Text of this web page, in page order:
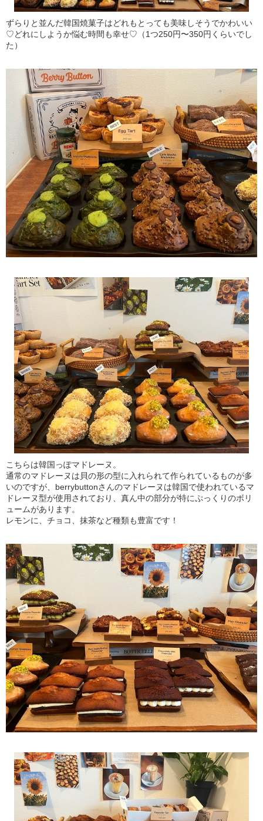
ずらりと並んだ韓国焼菓子はどれもとっても美味しそうでかわいい
♡どれにしようか悩む時間も幸せ♡（1つ250円〜350円くらいでし
た）
こちらは韓国っぽマドレーヌ。
通常のマドレーヌは貝の形の型に入れられて作られているものが多
いのですが、berrybuttonさんのマドレーヌは韓国で使われているマ
ドレーヌ型が使用されており、真ん中の部分が特にぷっくりのボリ
ュームがあります。
レモンに、チョコ、抹茶など種類も豊富です！